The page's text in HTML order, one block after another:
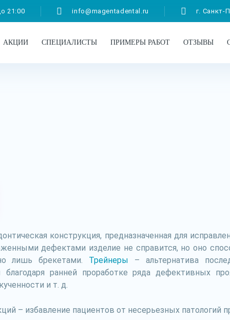
21:00 info@magentadental.ru г. Санкт-
АКЦИИ СПЕЦИАЛИСТЫ ПРИМЕРЫ РАБОТ ОТЗЫВЫ
конструкция, предназначенная для
дефектами изделие не справится, но оно
лишь брекетами. Трейнеры – альтернатива
благодаря ранней проработке ряда дефективных
и т. д.
– избавление пациентов от несерьезных патологий